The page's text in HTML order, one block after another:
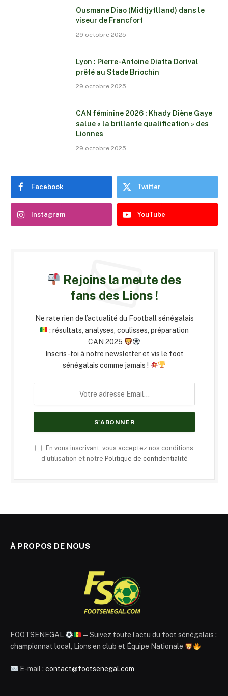
Ousmane Diao (Midtjytlland) dans le
viseur de Francfort
29 octobre 2025
Lyon : Pierre-Antoine Diatta Dorival
prêté au Stade Briochin
29 octobre 2025
CAN féminine 2026 : Khady Diène Gaye
salue « la brillante qualification » des
Lionnes
29 octobre 2025
Facebook Twitter
Instagram YouTube
Rejoins la meute des
fans des Lions !
Ne rate rien de l’actualité du Football sénégalais
: résultats, analyses, coulisses, préparation
CAN 2025
Inscris-toi à notre newsletter et vis le foot
sénégalais comme jamais !
En vous inscrivant, vous acceptez nos conditions
d'utilisation et notre Politique de confidentialité
À PROPOS DE NOUS
FOOTSENEGAL
— Suivez toute l’actu du foot sénégalais :
championnat local, Lions en club et Équipe Nationale
E-mail : contact@footsenegal.com